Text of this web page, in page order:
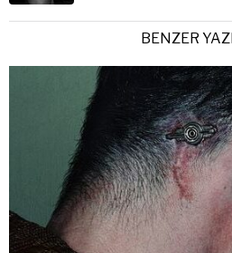
BENZER